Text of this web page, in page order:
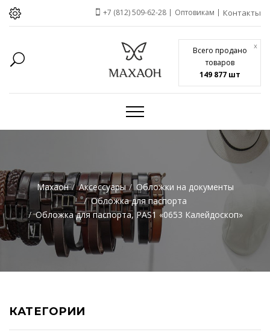
Всего продано
товаров
149 877 шт
x
+7 (812) 509-62-28 Оптовикам Контакты
Махаон Аксессуары
Обложки на документы
Обложка для паспорта
Обложка для паспорта, PAS1 «0653 Калейдоскоп»
КАТЕГОРИИ